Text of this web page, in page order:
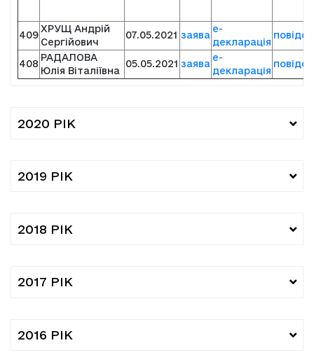
409
ХРУЩ Андрій
Сергійович
07.05.2021 заява
е-
декларація
408
РАДАЛОВА
Юлія Віталіївна
05.05.2021 заява
е-
декларація
2020 РІК
2019 РІК
2018 РІК
2017 РІК
2016 РІК